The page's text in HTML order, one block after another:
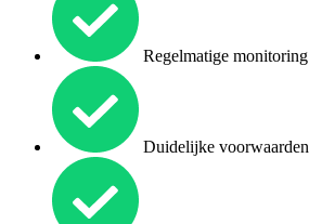
Regelmatige monitoring
Duidelijke voorwaarden